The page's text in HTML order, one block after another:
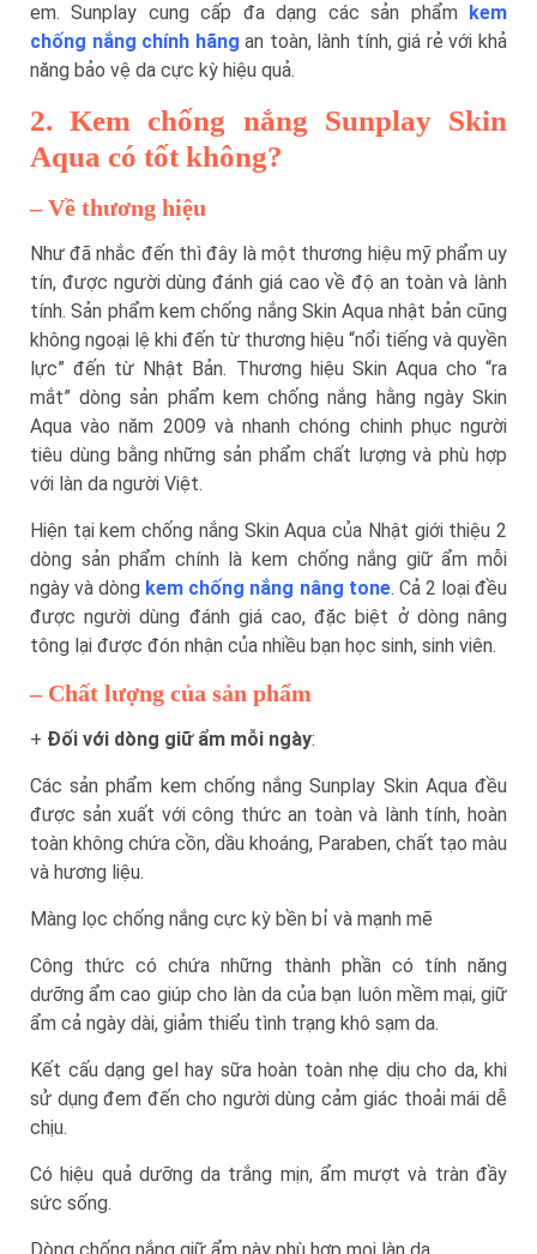
em. Sunplay cung cấp đa dạng các sản phẩm
kem
chống nắng chính hãng an toàn, lành tính, giá rẻ với khả
năng bảo vệ da cực kỳ hiệu quả.
2. Kem chống nắng Sunplay Skin
Aqua có tốt không?
–Về thương hiệu
Như đã nhắc đến thì đây là một thương hiệu mỹ phẩm uy
tín, được người dùng đánh giá cao về độ an toàn và lành
tính. Sản phẩm kem chống nắng Skin Aqua nhật bản cũng
không ngoại lệ khi đến từ thương hiệu “nổi tiếng và quyền
lực” đến từ Nhật Bản. Thương hiệu Skin Aqua cho “ra
mắt” dòng sản phẩm kem chống nắng hằng ngày Skin
Aqua vào năm 2009 và nhanh chóng chinh phục người
tiêu dùng bằng những sản phẩm chất lượng và phù hợp
với làn da người Việt.
Hiện tại kem chống nắng Skin Aqua của Nhật giới thiệu 2
dòng sản phẩm chính là kem chống nắng giữ ẩm mỗi
ngày và dòng kem chống nắng nâng tone. Cả 2 loại đều
được người dùng đánh giá cao, đặc biệt ở dòng nâng
tông lại được đón nhận của nhiều bạn học sinh, sinh viên.
– Chất lượng của sản phẩm
+ Đối với dòng giữ ẩm mỗi ngày:
Các sản phẩm kem chống nắng Sunplay Skin Aqua đều
được sản xuất với công thức an toàn và lành tính, hoàn
toàn không chứa cồn, dầu khoáng, Paraben, chất tạo màu
và hương liệu.
Màng lọc chống nắng cực kỳ bền bỉ và mạnh mẽ
Công thức có chứa những thành phần có tính năng
dưỡng ẩm cao giúp cho làn da của bạn luôn mềm mại, giữ
ẩm cả ngày dài, giảm thiểu tình trạng khô sạm da.
Kết cấu dạng gel hay sữa hoàn toàn nhẹ dịu cho da, khi
sử dụng đem đến cho người dùng cảm giác thoải mái dễ
chịu.
Có hiệu quả dưỡng da trắng mịn, ẩm mượt và tràn đầy
sức sống.